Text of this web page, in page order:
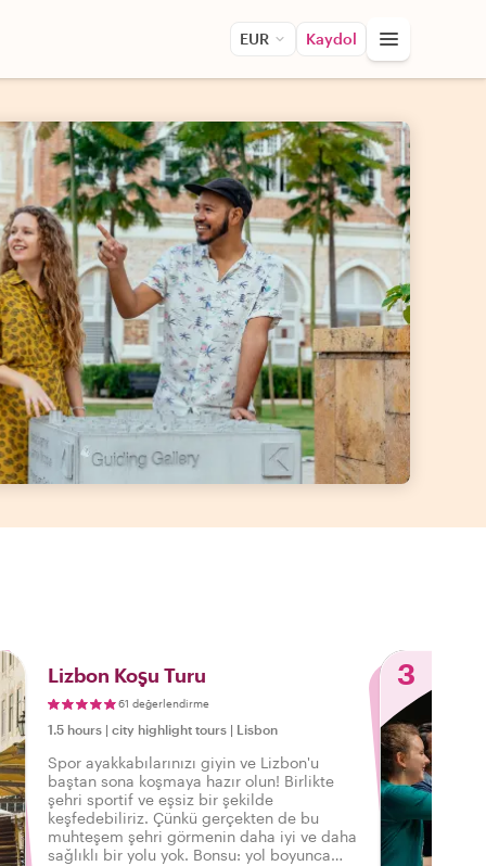
EUR Kaydol
Lizbon Koşu Turu
61 değerlendirme
1.5 hours | city highlight tours | Lisbon
Spor ayakkabılarınızı giyin ve Lizbon'u
baştan sona koşmaya hazır olun! Birlikte
şehri sportif ve eşsiz bir şekilde
keşfedebiliriz. Çünkü gerçekten de bu
muhteşem şehri görmenin daha iyi ve daha
sağlıklı bir yolu yok. Bonsu: yol boyunca
3